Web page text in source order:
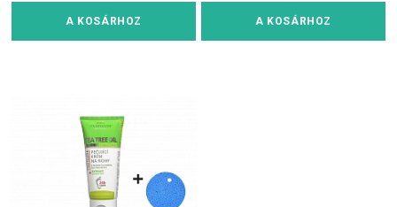
A KOSÁRHOZ A KOSÁRHOZ